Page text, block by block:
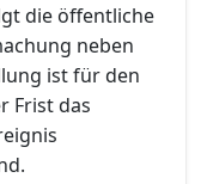
die öffentliche
neben
ist für den
Frist das